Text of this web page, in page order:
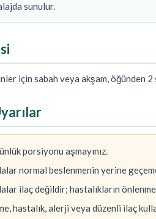
sunulur.
için sabah veya akşam, öğünden
porsiyonu aşmayınız.
normal beslenmenin yerine
ilaç değildir; hastalıkların
hastalık, alerji veya düzenli ilaç